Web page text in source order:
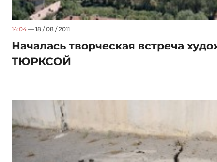
14:04 — 18 / 08 / 2011
Началась творческая встреча
ТЮРКСОЙ